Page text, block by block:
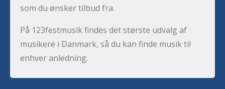
som du ønsker tilbud fra.
På 123festmusik findes det største udvalg af
musikere i Danmark, så du kan finde musik til
enhver anledning.